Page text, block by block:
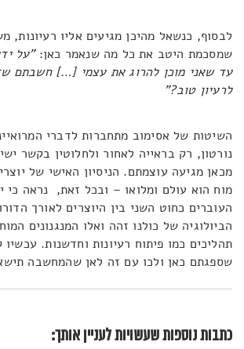
לבסוף, כנשאל מהיכן מגיעים אליו רעיונות,
שמסכמת היטב את כל מה שנאמר כאן:"על
עד שאני מוכן להרוג את עצמי […] חשבתם
לרעיון טוב?"
השיטות של אסימוב מתחברות לדברי
נורטון, רק בראייה לאחור ולחלוטין בקשר
מכאן מגיעה עוצמתם. הניסיון האישי של
מוח הוא עולם ומלואו – ובכל זאת, נראה כי
העוברים כחוט השני בין היוצרים לאורך
הביולוגיה של כולנו זהה ואלו המנגנונים
תהליכים כמו פיתוח רעיונות וחדשנות.
שספגתם כאן ולכו עם זה לאן שהמחשבה
כתבות נוספות שעשויות לעניין אותך: